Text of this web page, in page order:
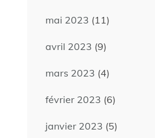
mai 2023 (11)
avril 2023 (9)
mars 2023 (4)
février 2023 (6)
janvier 2023 (5)